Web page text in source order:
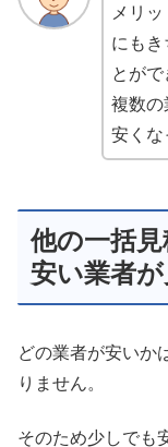
メリ
にもき
とがで
複数の
安くな
他の一括
安い業者
どの業者が安いか
りません。
そのため少しでも